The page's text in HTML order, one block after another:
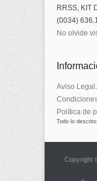
RRSS, KIT
(0034)
No olvide
Aviso Legal
Política de
Todo lo
Copyright